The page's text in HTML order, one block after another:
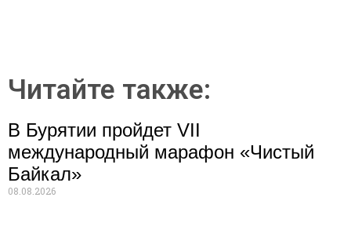
Читайте также:
В Бурятии пройдет VII
международный марафон «Чистый
Байкал»
08.08.2026